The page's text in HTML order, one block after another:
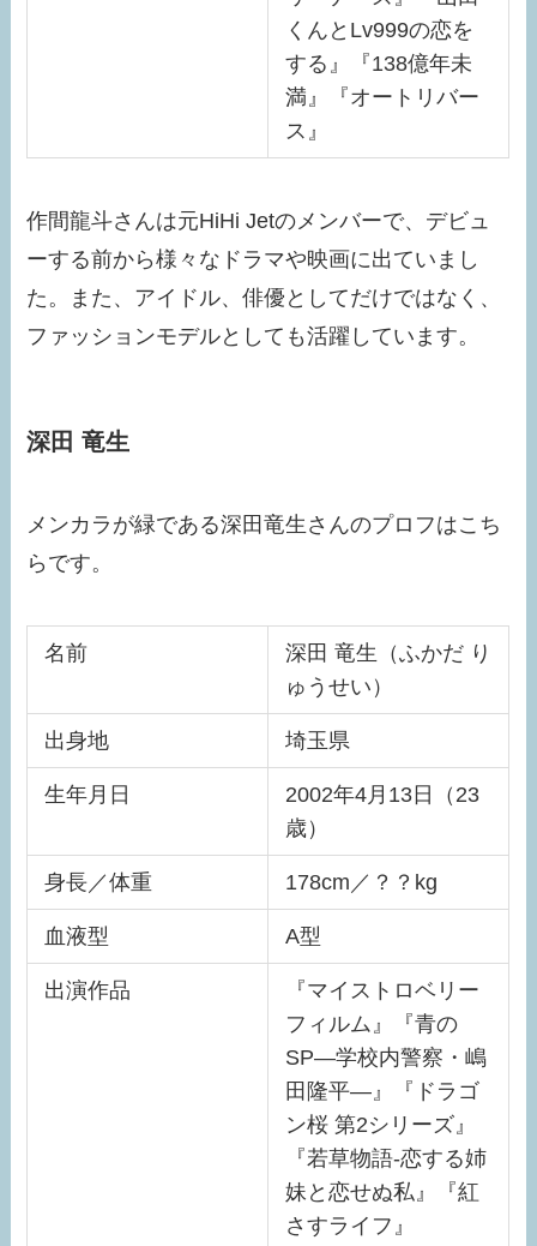
くんとLv999の恋を
する』『138億年未
満』『オートリバー
ス』
作間龍斗さんは元HiHi Jetのメンバーで、デビュ
ーする前から様々なドラマや映画に出ていまし
た。また、アイドル、俳優としてだけではなく、
ファッションモデルとしても活躍しています。
深田 竜生
メンカラが緑である深田竜生さんのプロフはこち
らです。
名前
深田 竜生（ふかだ り
ゅうせい）
出身地 埼玉県
生年月日
2002年4月13日（23
歳）
身長／体重 178cm／？？kg
血液型 A型
出演作品
『マイストロベリー
フィルム』『青の
SP―学校内警察・嶋
田隆平―』『ドラゴ
ン桜 第2シリーズ』
『若草物語-恋する姉
妹と恋せぬ私』『紅
さすライフ』